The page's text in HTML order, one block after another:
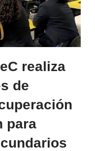
realiza
de
para